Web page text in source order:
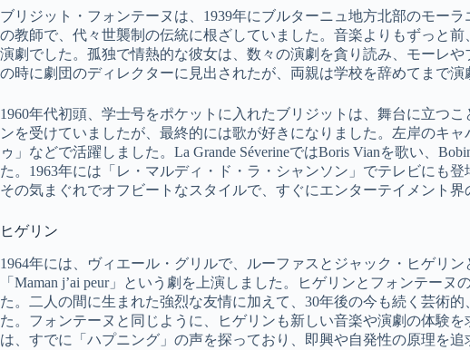
ブリジット・フォンテーヌは、1939年にブルターニュ地方北部のモー
の教師で、代々世襲制の伝統に根ざしていました。音楽よりもずっと
演劇でした。孤独で情熱的な彼女は、数々の演劇を貪り読み、モーレ
の時に劇団のディレクターに見出されたが、両親は学校を辞めてまで演
1960年代初頭、学士号をポケットに入れたブリジットは、舞台に立つ
ンを受けていましたが、最終的には歌が好きになりました。左岸のキ
ゥ」などで活躍しました。La Grande SéverineではBoris Vianを歌い、
た。1963年には「レ・マルディ・ド・ラ・シャンソン」でテレビにも
その気まぐれでオフビートなスタイルで、すぐにエンターテイメント界
ヒゲリン
1964年には、ヴィエール・グリルで、ルーファスとジャック・ヒゲリ
「Maman j’ai peur」という劇を上演しました。ヒゲリンとフォンテー
た。二人の間に生まれた強烈な友情に加えて、30年後の今も続く芸術
た。フォンテーヌと同じように、ヒゲリンも新しい音楽や演劇の体験を
は、すでに「ハプニング」の声を探っており、即興や自発性の原理を